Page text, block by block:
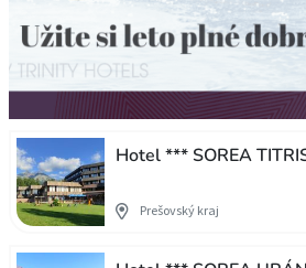
Hotel *** SOREA
Prešovský kraj